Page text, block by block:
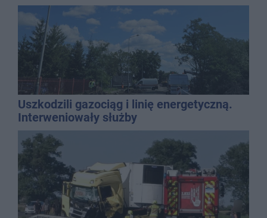
Uszkodzili gazociąg i linię energetyczną.
Interweniowały służby